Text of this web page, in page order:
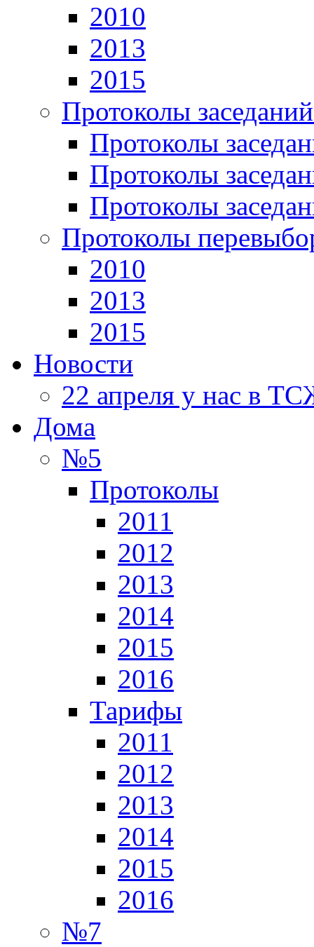
2010
2013
2015
Протоколы
Протоколы
Протоколы
Протоколы
Протоколы
2010
2013
2015
Новости
22 апреля у нас в
Дома
№5
Протоколы
2011
2012
2013
2014
2015
2016
Тарифы
2011
2012
2013
2014
2015
2016
№7